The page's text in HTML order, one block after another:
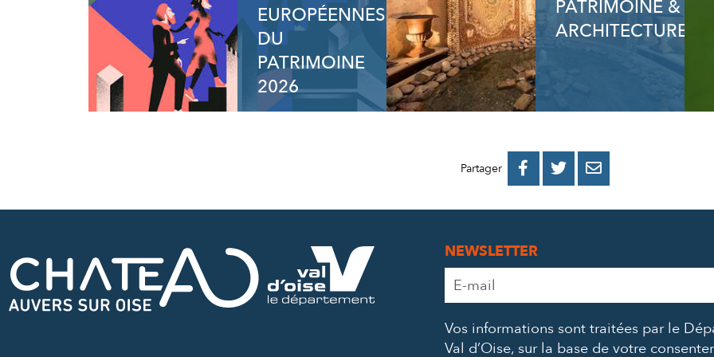
EUROPÉENNES
DU
PATRIMOINE
2026
PATRIMOINE &
ARCHITECTURE
Partager 
PARTAGER
PARTAGER
PARTAGER
NEWSLETTER
Adresse
e-
*
Vos informations sont traitées par le
Val d’Oise, sur la base de votre